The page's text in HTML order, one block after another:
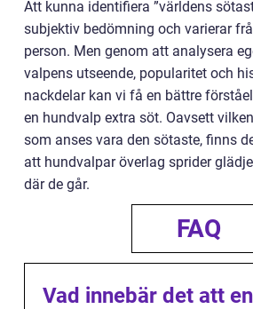
Att kunna identifiera ”världens
subjektiv bedömning och varierar
person. Men genom att analysera
valpens utseende, popularitet och
nackdelar kan vi få en bättre
en hundvalp extra söt. Oavsett
som anses vara den sötaste, finns
att hundvalpar överlag sprider
där de går.
FAQ
Vad innebär det att